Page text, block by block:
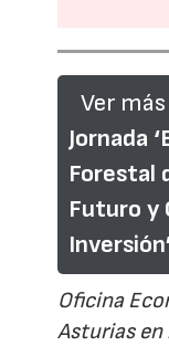
Ver
Jornada
Forestal
Futuro y
Oficina
Asturias en